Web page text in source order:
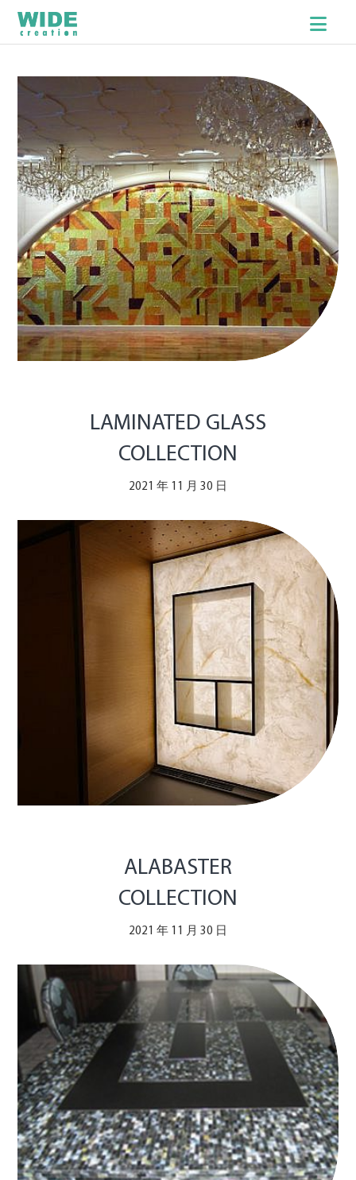
LAMINATED GLASS
COLLECTION
2021 年 11 月 30 日
ALABASTER
COLLECTION
2021 年 11 月 30 日